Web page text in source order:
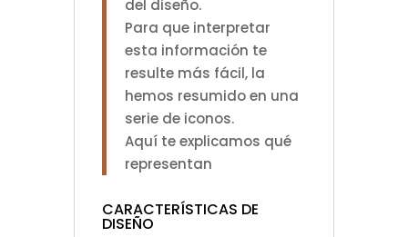
del diseño.
Para que interpretar
esta información te
resulte más fácil, la
hemos resumido en una
serie de iconos.
Aquí te explicamos qué
representan
CARACTERÍSTICAS DE
DISEÑO